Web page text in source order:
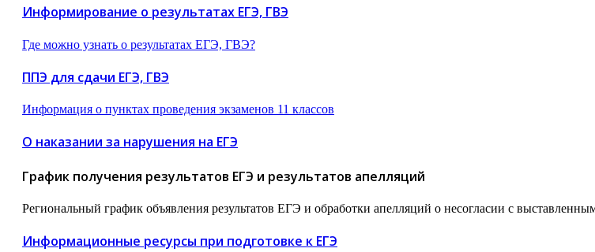
Информирование о результатах ЕГЭ, ГВЭ
Где можно узнать о результатах ЕГЭ, ГВЭ?
ППЭ для сдачи ЕГЭ, ГВЭ
Информация о пунктах проведения экзаменов 11 классов
О наказании за нарушения на ЕГЭ
График получения результатов ЕГЭ и результатов апелляций
Региональный график объявления результатов ЕГЭ и обработки апелляций о несогласии с
Информационные ресурсы при подготовке к ЕГЭ